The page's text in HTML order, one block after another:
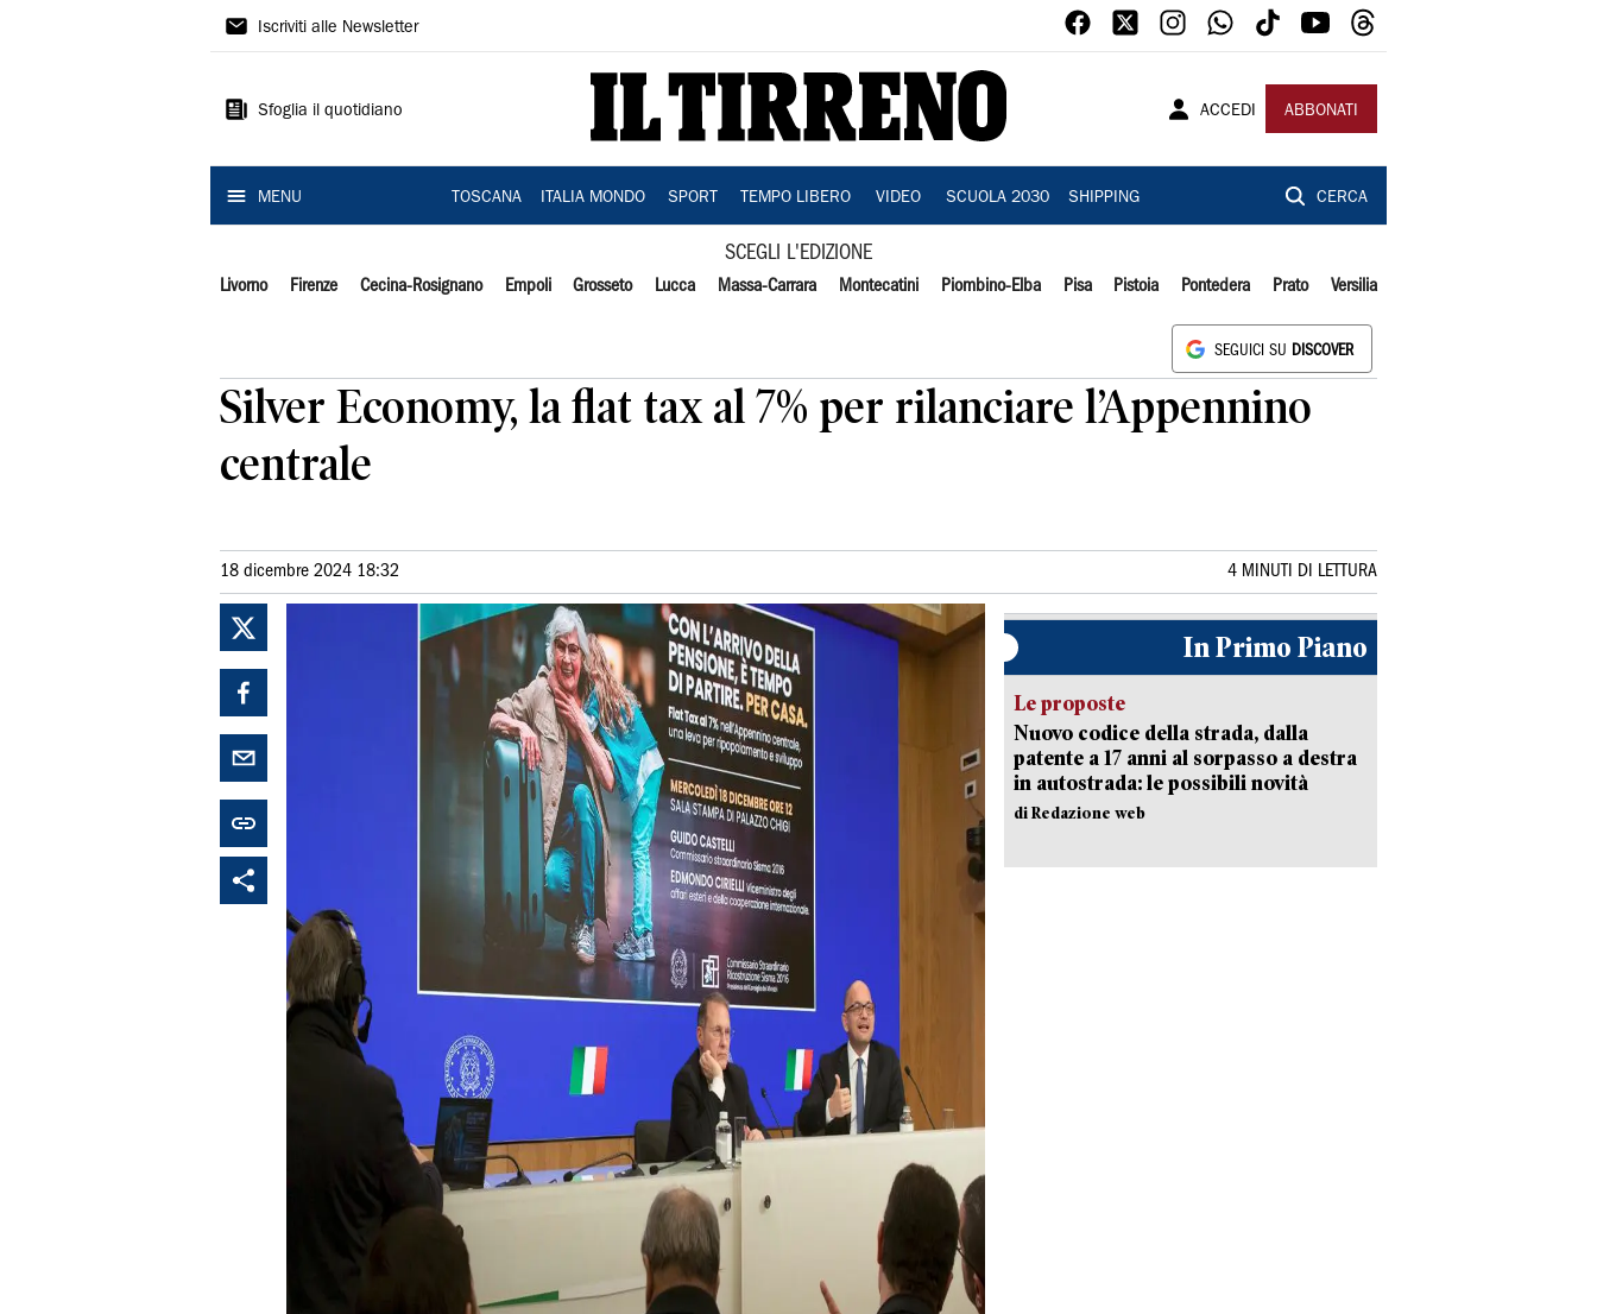
Il
Iscriviti alle Newsletter
Sfoglia il quotidiano ACCEDI ABBONATI
MENU TOSCANA ITALIA MONDO SPORT TEMPO LIBERO VIDEO SCUOLA 2030 SHIPPING CERCA
SCEGLI L'EDIZIONE
Livorno Firenze Cecina-Rosignano Empoli Grosseto Lucca Massa-Carrara Montecatini Piombino-Elba Pisa Pistoia Pontedera Prato Versilia
SEGUICI SU DISCOVER
Silver Economy, la flat tax al 7% per rilanciare l’Appennino
centrale
18 dicembre 2024 18:32 4 MINUTI DI LETTURA
In Primo Piano
Le proposte
Nuovo codice della strada, dalla
patente a 17 anni al sorpasso a destra
in autostrada: le possibili novità
di Redazione web